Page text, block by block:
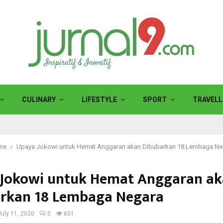
CULINARY LIFESTYLE SPORT
Upaya Jokowi untuk Hemat Anggaran akan Dibubarkan 18 Lembaga
untuk Hemat Anggaran
18 Lembaga Negara
11, 2020 0 651